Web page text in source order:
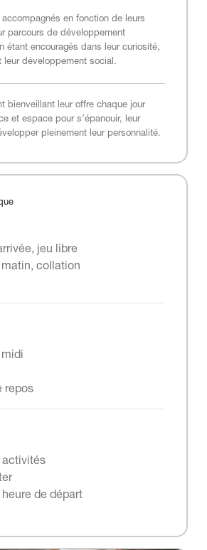
accompagnés en fonction de leurs
parcours de développement
étant encouragés dans leur curiosité,
leur développement social.
bienveillant leur offre chaque jour
et espace pour s’épanouir, leur
pleinement leur personnalité.
jeu libre
matin, collation
midi
repos
activités
de départ